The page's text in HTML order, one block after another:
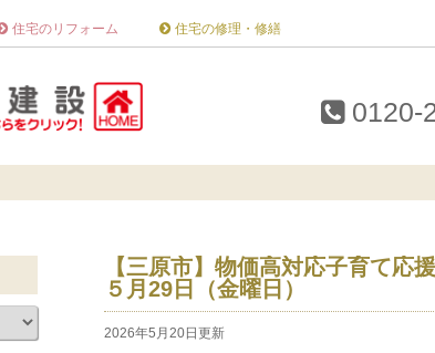
住宅のリフォーム 住宅の修理・修繕
0120-
【三原市】物価高対応子育て
５月29日（金曜日）
2026年5月20日更新